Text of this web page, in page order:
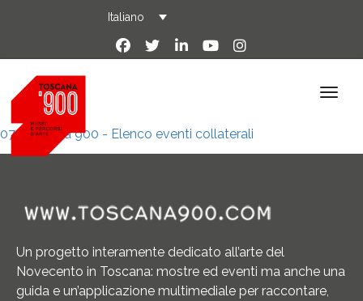
Italiano
07-Toscana 900 - Elenco eventi collaterali
Un progetto interamente dedicato all’arte del
Novecento in Toscana: mostre ed eventi ma anche una
guida e un’applicazione multimediale per raccontare,